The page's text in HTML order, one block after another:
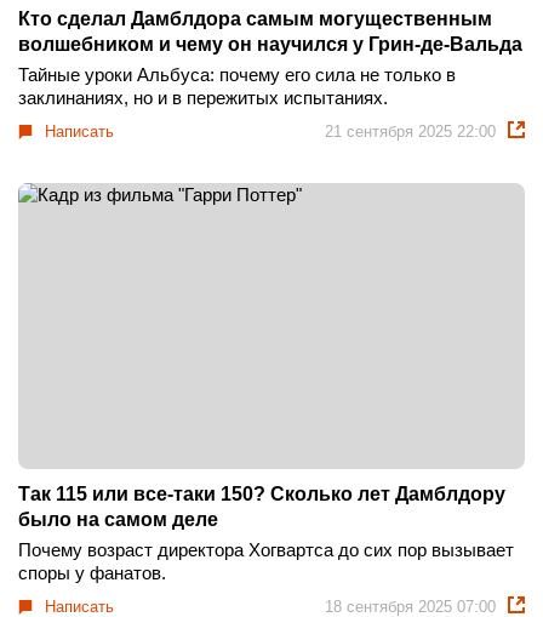
Кто сделал Дамблдора самым могущественным
волшебником и чему он научился у Грин-де-Вальда
Тайные уроки Альбуса: почему его сила не только в
заклинаниях, но и в пережитых испытаниях.
Написать 21 сентября 2025 22:00
Так 115 или все-таки 150? Сколько лет Дамблдору
было на самом деле
Почему возраст директора Хогвартса до сих пор вызывает
споры у фанатов.
Написать 18 сентября 2025 07:00